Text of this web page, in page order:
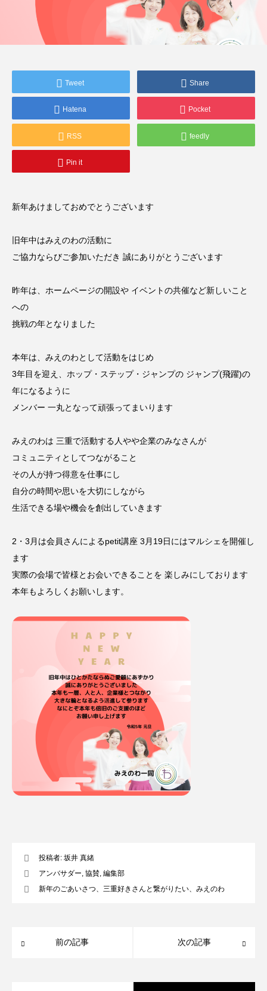
Tweet Share
Hatena Pocket
RSS feedly
Pin it
新年あけましておめでとうございます
旧年中はみえのわの活動に
ご協力ならびご参加いただき 誠にありがとうございます
昨年は、ホームページの開設や イベントの共催など新しいこと
への
挑戦の年となりました
本年は、みえのわとして活動をはじめ
3年目を迎え、ホップ・ステップ・ジャンプの ジャンプ(飛躍)の
年になるように
メンバー 一丸となって頑張ってまいります
みえのわは 三重で活動する人やや企業のみなさんが
コミュニティとしてつながること
その人が持つ得意を仕事にし
自分の時間や思いを大切にしながら
生活できる場や機会を創出していきます
2・3月は会員さんによるpetit講座 3月19日にはマルシェを開催し
ます
実際の会場で皆様とお会いできることを 楽しみにしております
本年もよろしくお願いします。
投稿者: 坂井 真緒
アンバサダー, 協賛, 編集部
新年のごあいさつ、三重好きさんと繋がりたい、みえのわ
前の記事 次の記事